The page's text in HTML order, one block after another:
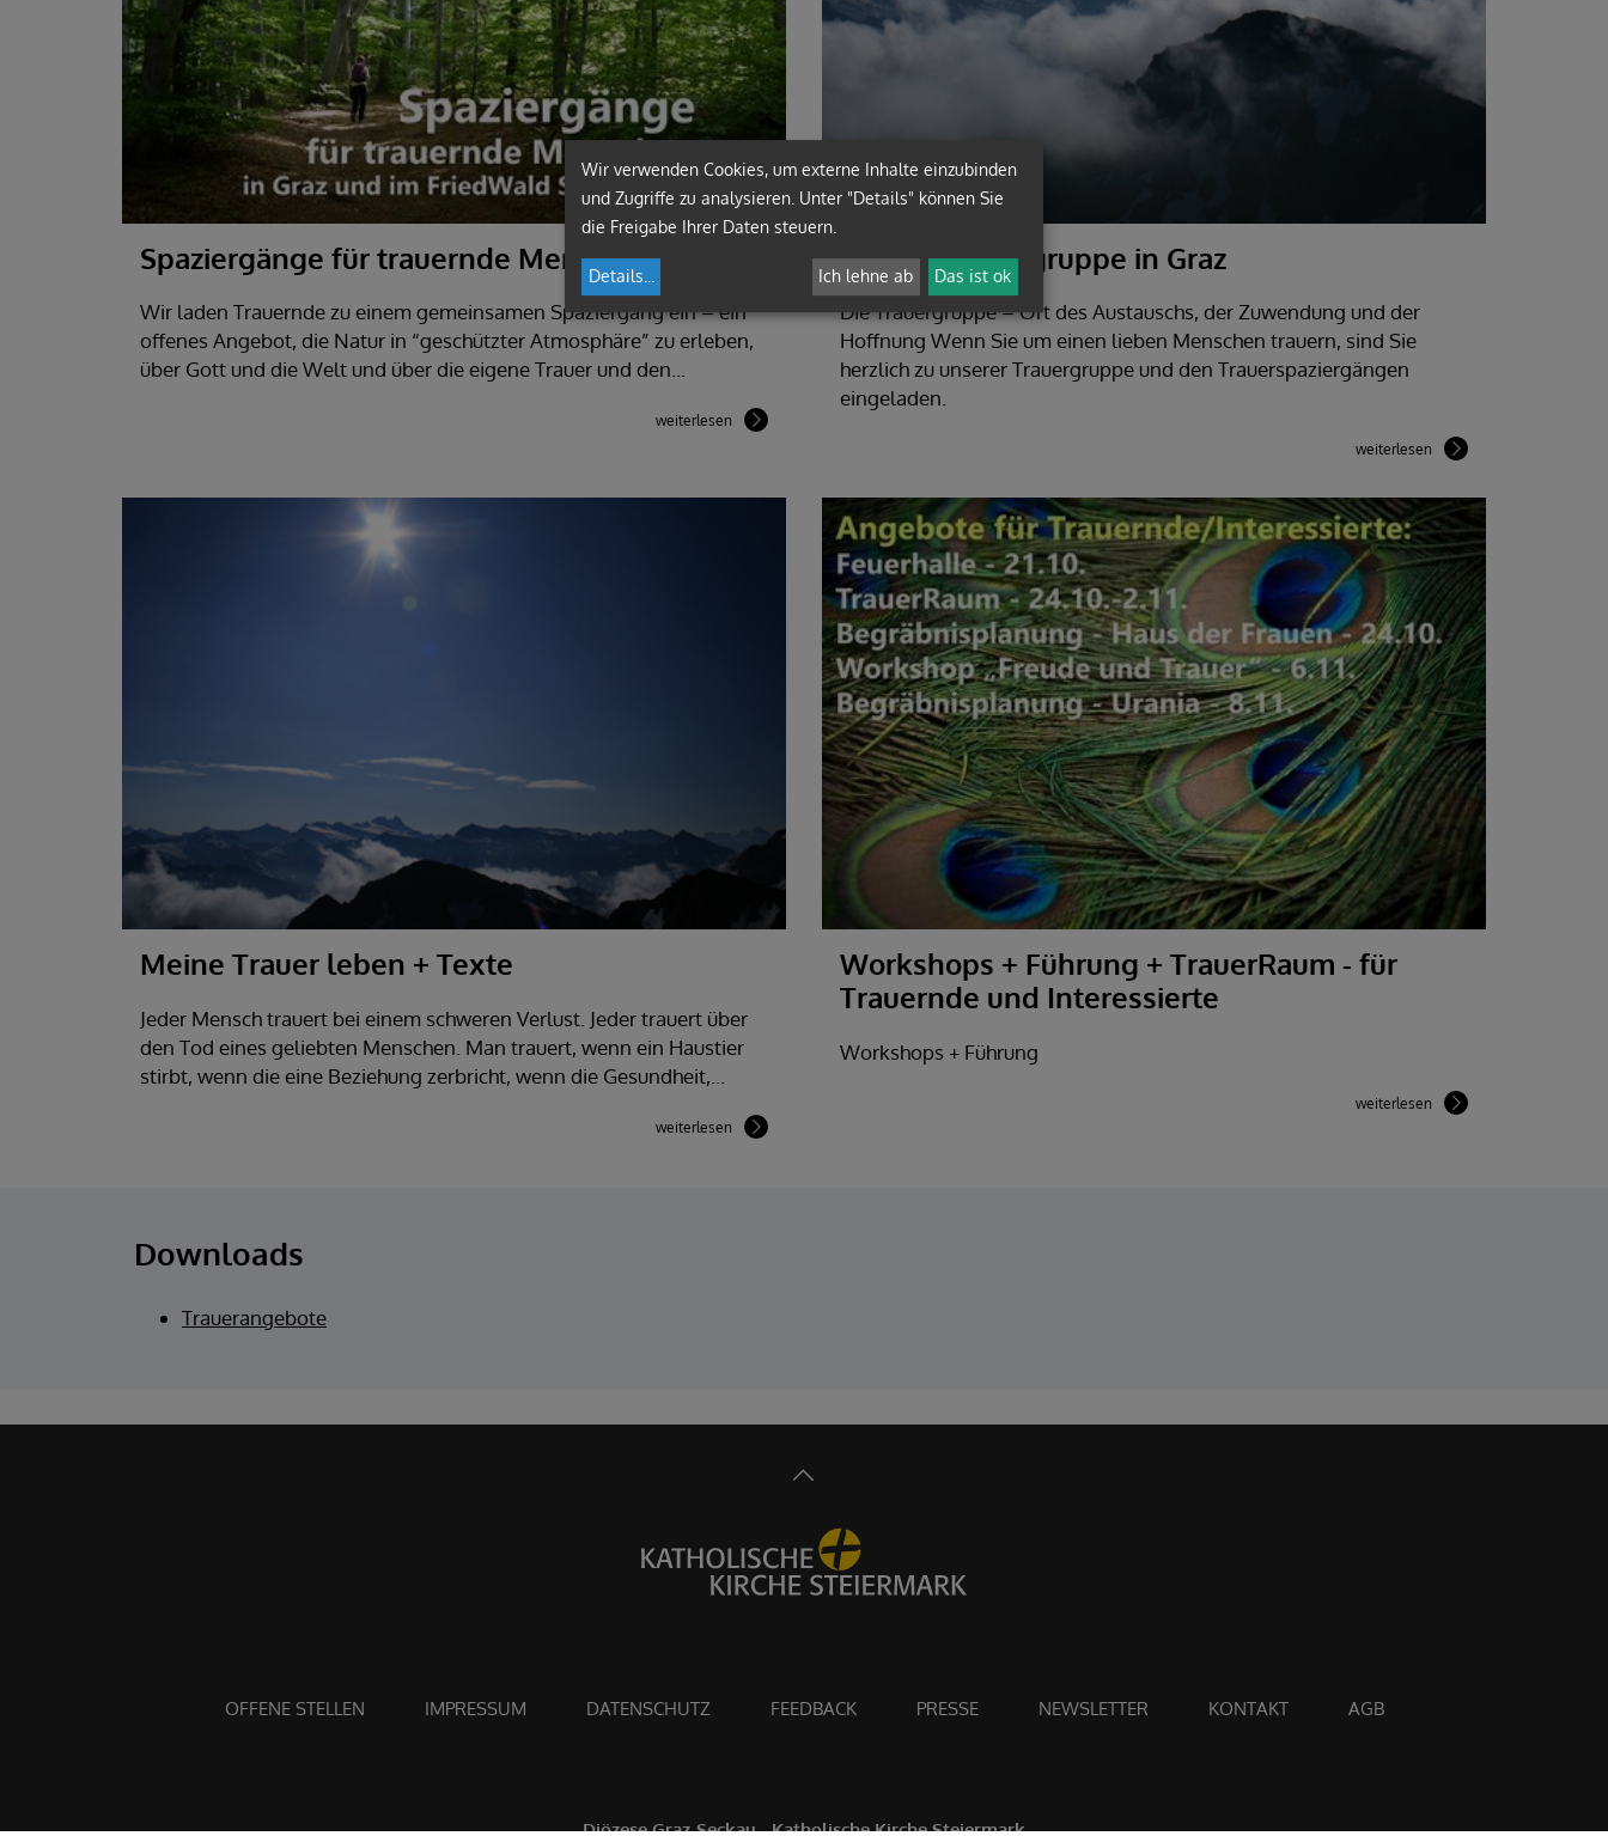
Spaziergänge für trauernde Menschen
Wir laden Trauernde zu einem gemeinsamen Spaziergang ein – ein
offenes Angebot, die Natur in “geschützter Atmosphäre” zu erleben,
über Gott und die Welt und über die eigene Trauer und den...
weiterlesen
Offene Trauergruppe in Graz
Die Trauergruppe – Ort des Austauschs, der Zuwendung und der
Hoffnung Wenn Sie um einen lieben Menschen trauern, sind Sie
herzlich zu unserer Trauergruppe und den Trauerspaziergängen
eingeladen.
weiterlesen
Meine Trauer leben + Texte
Jeder Mensch trauert bei einem schweren Verlust. Jeder trauert über
den Tod eines geliebten Menschen. Man trauert, wenn ein Haustier
stirbt, wenn die eine Beziehung zerbricht, wenn die Gesundheit,...
weiterlesen
Workshops + Führung + TrauerRaum - für
Trauernde und Interessierte
Workshops + Führung
weiterlesen
Downloads
Trauerangebote
OFFENE STELLEN IMPRESSUM DATENSCHUTZ FEEDBACK PRESSE NEWSLETTER KONTAKT AGB
Diözese Graz-Seckau - Katholische Kirche Steiermark
Wir verwenden Cookies, um externe Inhalte einzubinden
und Zugriffe zu analysieren. Unter "Details" können Sie
die Freigabe Ihrer Daten steuern.
Details Ich lehne ab Das ist ok